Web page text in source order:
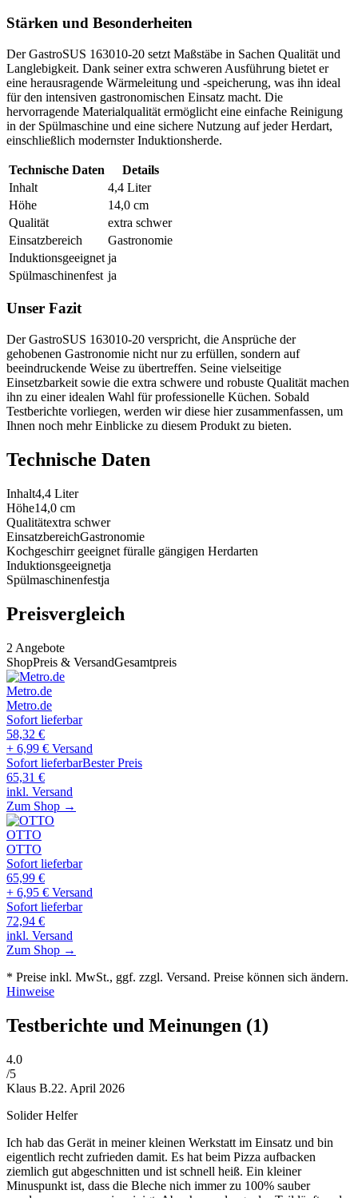
Stärken und Besonderheiten
Der GastroSUS 163010-20 setzt Maßstäbe in Sachen Qualität und
Langlebigkeit. Dank seiner extra schweren Ausführung bietet er
eine herausragende Wärmeleitung und -speicherung, was ihn ideal
für den intensiven gastronomischen Einsatz macht. Die
hervorragende Materialqualität ermöglicht eine einfache Reinigung
in der Spülmaschine und eine sichere Nutzung auf jeder Herdart,
einschließlich modernster Induktionsherde.
Technische Daten
Details
Inhalt
4,4 Liter
Höhe
14,0 cm
Qualität
extra schwer
Einsatzbereich
Gastronomie
Induktionsgeeignet ja
Spülmaschinenfest ja
Unser Fazit
Der GastroSUS 163010-20 verspricht, die Ansprüche der
gehobenen Gastronomie nicht nur zu erfüllen, sondern auf
beeindruckende Weise zu übertreffen. Seine vielseitige
Einsetzbarkeit sowie die extra schwere und robuste Qualität machen
ihn zu einer idealen Wahl für professionelle Küchen. Sobald
Testberichte vorliegen, werden wir diese hier zusammenfassen, um
Ihnen noch mehr Einblicke zu diesem Produkt zu bieten.
Technische Daten
Inhalt4,4 Liter
Höhe14,0 cm
Qualitätextra schwer
EinsatzbereichGastronomie
Kochgeschirr geeignet füralle gängigen Herdarten
Induktionsgeeignetja
Spülmaschinenfestja
Preisvergleich
2 Angebote
ShopPreis & VersandGesamtpreis
Metro.de
Metro.de
Sofort lieferbar
58,32 €
+ 6,99 € Versand
Sofort lieferbarBester Preis
65,31 €
inkl. Versand
Zum Shop →
OTTO
OTTO
Sofort lieferbar
65,99 €
+ 6,95 € Versand
Sofort lieferbar
72,94 €
inkl. Versand
Zum Shop →
* Preise inkl. MwSt., ggf. zzgl. Versand. Preise können sich ändern.
Hinweise
Testberichte und Meinungen (1)
4.0
/5
Klaus B.22. April 2026
Solider Helfer
Ich hab das Gerät in meiner kleinen Werkstatt im Einsatz und bin
eigentlich recht zufrieden damit. Es hat beim Pizza aufbacken
ziemlich gut abgeschnitten und ist schnell heiß. Ein kleiner
Minuspunkt ist, dass die Bleche nich immer zu 100% sauber